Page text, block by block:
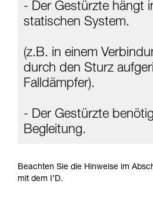
- Der Gestürzte hängt
statischen System.
(z.B. in einem
durch den Sturz
Falldämpfer).
- Der Gestürzte
Begleitung.
Beachten Sie die Hinweise im
mit dem I’D.